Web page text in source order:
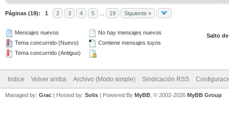
Páginas (19): 1 2 3 4 5 19 Siguiente »
Mensajes nuevos
Tema concurrido (Nuevo)
Tema concurrido (Antiguo)
No hay mensajes nuevos
Contiene mensajes tuyos
Salto
Indice Volver arriba Archivo (Modo simple) Sindicación RSS
Managed by: Grac | Hosted by: Solis | Powered By MyBB , © 2002-2026 MyBB Group